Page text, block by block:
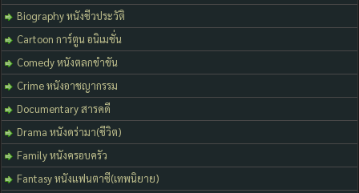
Biography หนังชีวประวัติ
Cartoon การ์ตูน อนิเมชั่น
Comedy หนังตลกขำขัน
Crime หนังอาชญากรรม
Documentary สารคดี
Drama หนังดร่ามา(ชีวิต)
Family หนังครอบครัว
Fantasy หนังแฟนตาซี(เทพนิยาย)